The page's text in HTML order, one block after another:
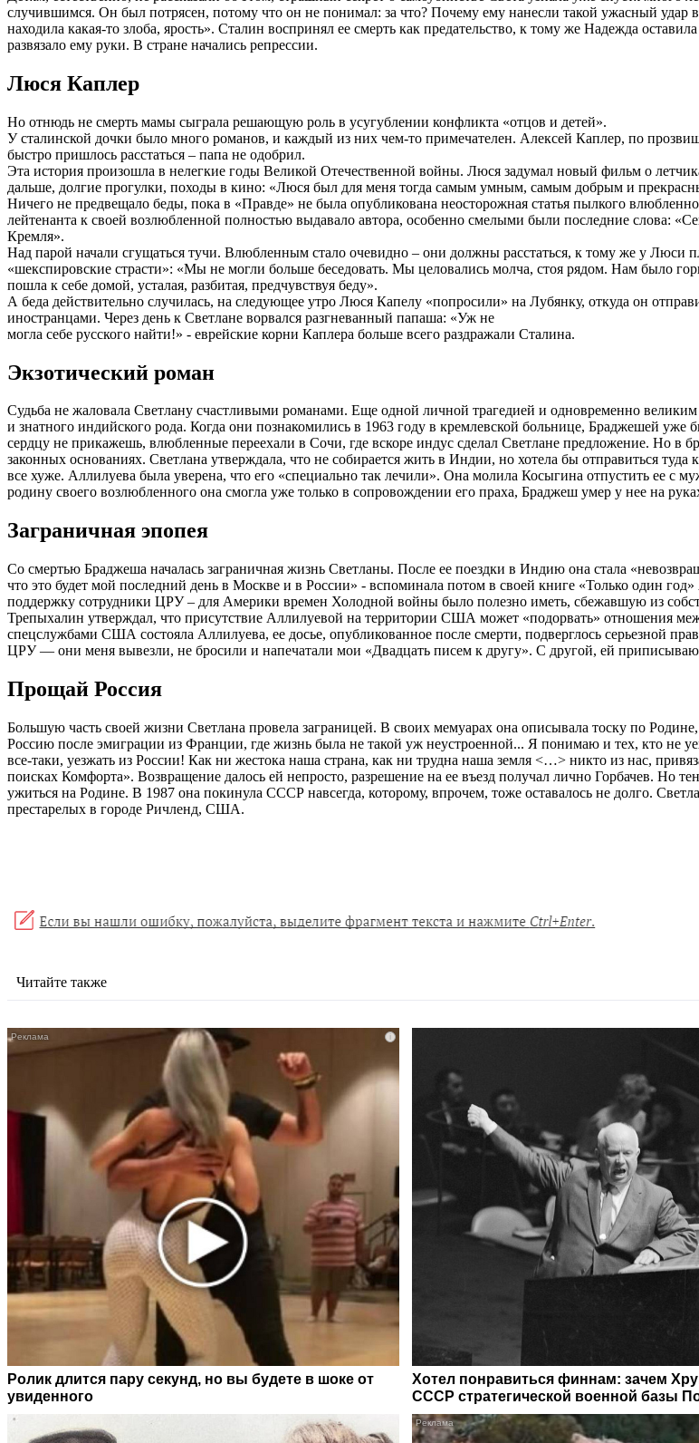
случившимся. Он был потрясен, потому что он не понимал: за что? Почему ему нанесли такой ужасный
находила какая-то злоба, ярость». Сталин воспринял ее смерть как предательство, к тому же Надежда
развязало ему руки. В стране начались репрессии.
Люся Каплер
Но отнюдь не смерть мамы сыграла решающую роль в усугублении конфликта «отцов и детей».
У сталинской дочки было много романов, и каждый из них чем-то примечателен. Алексей Каплер, по
быстро пришлось расстаться – папа не одобрил.
Эта история произошла в нелегкие годы Великой Отечественной войны. Люся задумал новый фильм о
дальше, долгие прогулки, походы в кино: «Люся был для меня тогда самым умным, самым добрым и
Ничего не предвещало беды, пока в «Правде» не была опубликована неосторожная статья пылкого
лейтенанта к своей возлюбленной полностью выдавало автора, особенно смелыми были последние слова:
Кремля».
Над парой начали сгущаться тучи. Влюбленным стало очевидно – они должны расстаться, к тому же у Люси
«шекспировские страсти»: «Мы не могли больше беседовать. Мы целовались молча, стоя рядом. Нам было
пошла к себе домой, усталая, разбитая, предчувствуя беду».
А беда действительно случилась, на следующее утро Люся Капелу «попросили» на Лубянку, откуда он
иностранцами. Через день к Светлане ворвался разгневанный папаша: «Уж не
могла себе русского найти!» - еврейские корни Каплера больше всего раздражали Сталина.
Экзотический роман
Судьба не жаловала Светлану счастливыми романами. Еще одной личной трагедией и одновременно
и знатного индийского рода. Когда они познакомились в 1963 году в кремлевской больнице, Браджешей
сердцу не прикажешь, влюбленные переехали в Сочи, где вскоре индус сделал Светлане предложение. Но в
законных основаниях. Светлана утверждала, что не собирается жить в Индии, но хотела бы отправиться
все хуже. Аллилуева была уверена, что его «специально так лечили». Она молила Косыгина отпустить ее с
родину своего возлюбленного она смогла уже только в сопровождении его праха, Браджеш умер у нее на
Заграничная эпопея
Со смертью Браджеша началась заграничная жизнь Светланы. После ее поездки в Индию она стала
что это будет мой последний день в Москве и в России» - вспоминала потом в своей книге «Только один
поддержку сотрудники ЦРУ – для Америки времен Холодной войны было полезно иметь, сбежавшую из
Трепыхалин утверждал, что присутствие Аллилуевой на территории США может «подорвать» отношения
спецслужбами США состояла Аллилуева, ее досье, опубликованное после смерти, подверглось серьезной
ЦРУ — они меня вывезли, не бросили и напечатали мои «Двадцать писем к другу». С другой, ей
Прощай Россия
Большую часть своей жизни Светлана провела заграницей. В своих мемуарах она описывала тоску по
Россию после эмиграции из Франции, где жизнь была не такой уж неустроенной... Я понимаю и тех, кто не
все-таки, уезжать из России! Как ни жестока наша страна, как ни трудна наша земля <…> никто из нас,
поисках Комфорта». Возвращение далось ей непросто, разрешение на ее въезд получал лично Горбачев. Но
ужиться на Родине. В 1987 она покинула СССР навсегда, которому, впрочем, тоже оставалось не долго.
престарелых в городе Ричленд, США.
Читайте также
i
Ролик длится пару секунд, но вы будете в шоке от
увиденного
Хотел понравиться финнам: зачем
СССР стратегической военной базы